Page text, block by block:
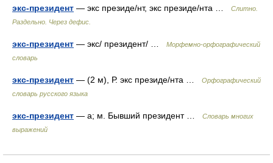
экс-президент — экс президе/нт, экс президе/нта …
Слитно.
Раздельно. Через дефис.
экс-президент — экс/ президент/ …
Морфемно-орфографический
словарь
экс-президент — (2 м), Р. экс президе/нта …
Орфографический
словарь русского языка
экс-президент — а; м. Бывший президент …
Словарь многих
выражений